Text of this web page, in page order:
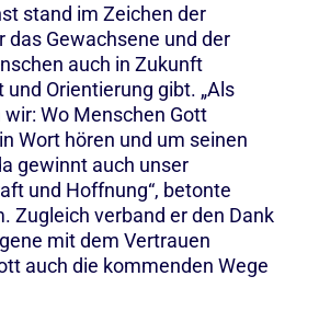
stand im Zeichen der
das Gewachsene und der
auch in Zukunft
Orientierung gibt. „Als
Wo Menschen Gott
Wort hören und um seinen
gewinnt auch unser
und Hoffnung“, betonte
Zugleich verband er den Dank
mit dem Vertrauen
auch die kommenden Wege